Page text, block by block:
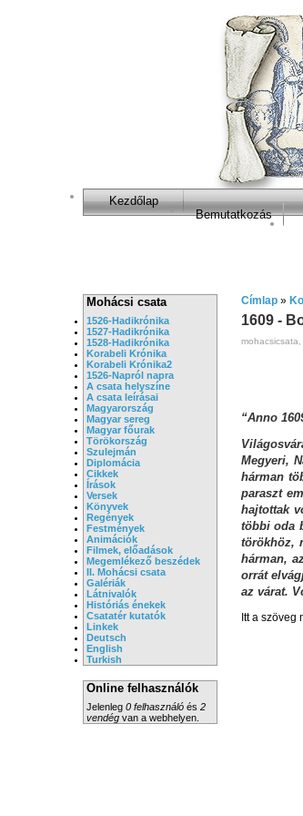
Kezdőlap
Bemutatkozás
Mohácsi csata
1526-Hadikrónika
1527-Hadikrónika
1528-Hadikrónika
Korabeli Krónika
Korabeli Krónika2
1526-Napról napra
A csata helyszíne
A csata leírásai
Magyarország
Magyar sereg
Magyar főurak
Törökország
Szulejmán
Diplomácia
Cikkek
Írások
Versek
Könyvek
Regények
Festmények
Animációk
Filmek, előadások
Megemlékező beszédek
II. Mohácsi csata
Galériák
Látnivalók
Históriás énekek
Csatatér kutatók
Linkek
Deutsch
English
Turkish
Online felhasználók
Jelenleg 0 felhasználó és 2
vendég van a webhelyen.
Címlap »
1609 -
“Anno
Megyeri,
hárman
paraszt
hajtottak
többi oda
törökhöz,
hárman,
orrát
az várat.
Itt a szöveg